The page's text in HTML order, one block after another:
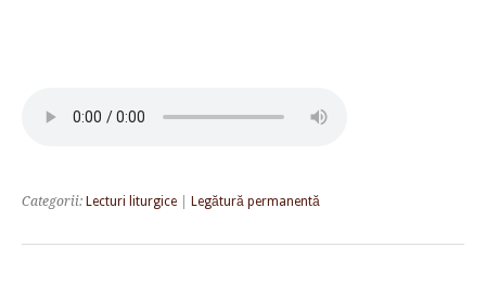
Categorii: Lecturi liturgice Legătură permanentă